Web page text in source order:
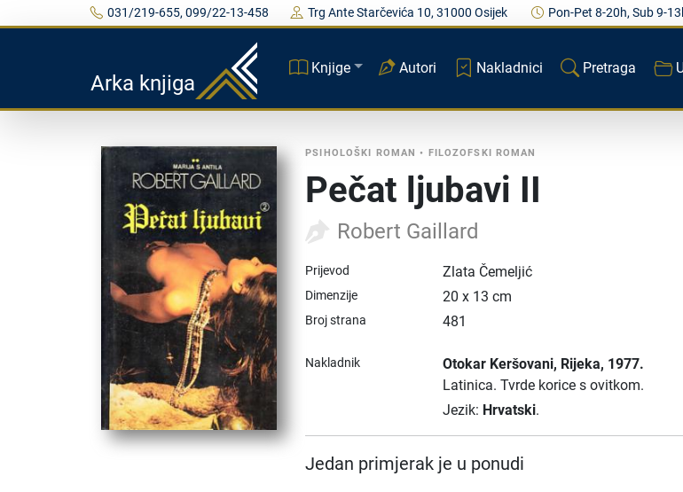
031/219-655, 099/22-13-458 Trg Ante Starčevića 10, 31000 Osijek Pon-Pet 8-20h, Sub 9-
Arka knjiga
Knjige Autori Nakladnici Pretraga
PSIHOLOŠKI ROMAN • FILOZOFSKI ROMAN
Pečat ljubavi II
Robert Gaillard
Prijevod Zlata Čemeljić
Dimenzije 20 x 13 cm
Broj strana 481
Nakladnik Otokar Keršovani, Rijeka, 1977.
Latinica. Tvrde korice s ovitkom.
Jezik: Hrvatski.
Jedan primjerak je u ponudi